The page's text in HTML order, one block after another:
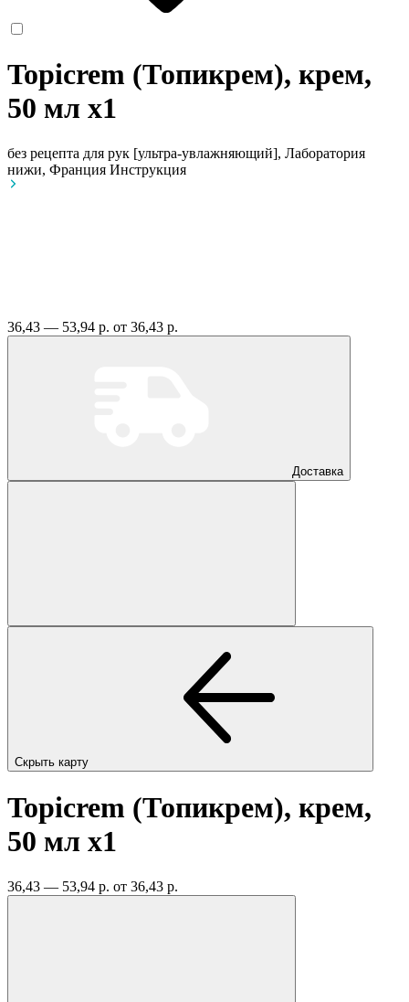
Topicrem (Топикрем), крем,
50 мл x1
без рецепта для рук [ультра-увлажняющий], Лаборатория
нижи, Франция Инструкция
36,43 — 53,94 р. от 36,43 р.
Доставка
Скрыть карту
Topicrem (Топикрем), крем,
50 мл x1
36,43 — 53,94 р. от 36,43 р.